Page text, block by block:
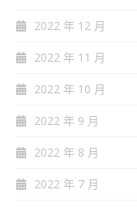
2022 年 12 月
2022 年 11 月
2022 年 10 月
2022 年 9 月
2022 年 8 月
2022 年 7 月